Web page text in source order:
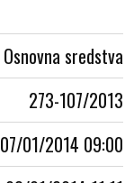
Osnovna sredstva
273-107/2013
07/01/2014 09:00